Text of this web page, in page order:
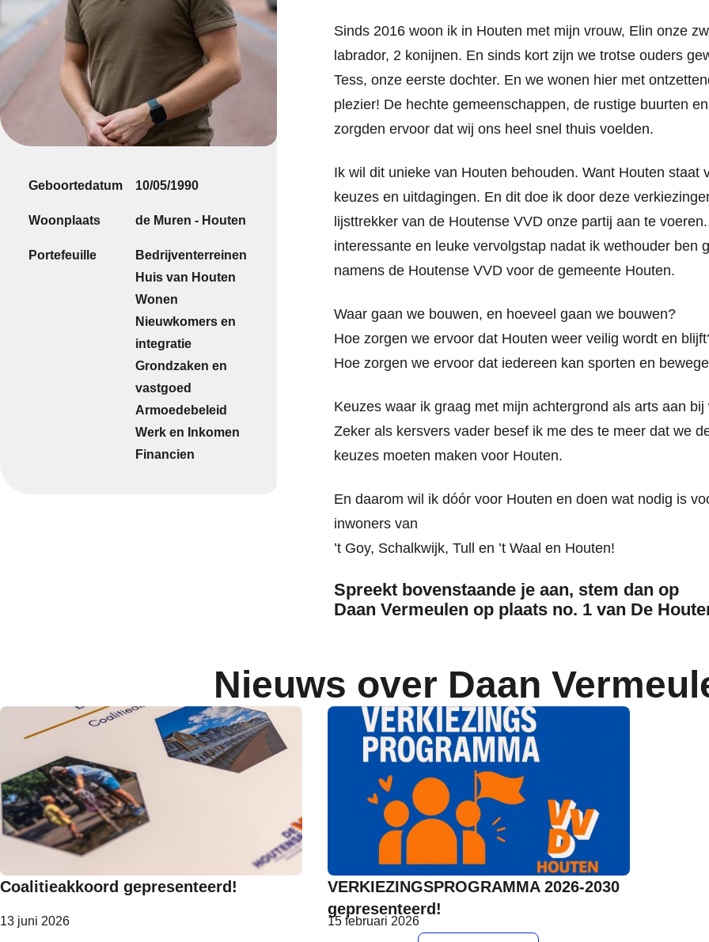
Geboortedatum 10/05/1990
Woonplaats de Muren - Houten
Portefeuille
Bedrijventerreinen
Huis van Houten
Wonen
Nieuwkomers en
integratie
Grondzaken en
vastgoed
Armoedebeleid
Werk en Inkomen
Financien
Sinds 2016 woon ik in Houten met mijn vrouw, Elin onze
labrador, 2 konijnen. En sinds kort zijn we trotse ouders
Tess, onze eerste dochter. En we wonen hier met
plezier! De hechte gemeenschappen, de rustige buurten
zorgden ervoor dat wij ons heel snel thuis voelden.
Ik wil dit unieke van Houten behouden. Want Houten staat
keuzes en uitdagingen. En dit doe ik door deze
lijsttrekker van de Houtense VVD onze partij aan te
interessante en leuke vervolgstap nadat ik wethouder ben
namens de Houtense VVD voor de gemeente Houten.
Waar gaan we bouwen, en hoeveel gaan we bouwen?
Hoe zorgen we ervoor dat Houten weer veilig wordt en
Hoe zorgen we ervoor dat iedereen kan sporten en
Keuzes waar ik graag met mijn achtergrond als arts aan bij
Zeker als kersvers vader besef ik me des te meer dat we
keuzes moeten maken voor Houten.
En daarom wil ik dóór voor Houten en doen wat nodig is
inwoners van
’t Goy, Schalkwijk, Tull en ’t Waal en Houten!
Spreekt bovenstaande je aan, stem dan op
Daan Vermeulen op plaats no. 1 van De
Nieuws over Daan
Coalitieakkoord gepresenteerd!
13 juni 2026
VERKIEZINGSPROGRAMMA 2026-2030
gepresenteerd!
15 februari 2026